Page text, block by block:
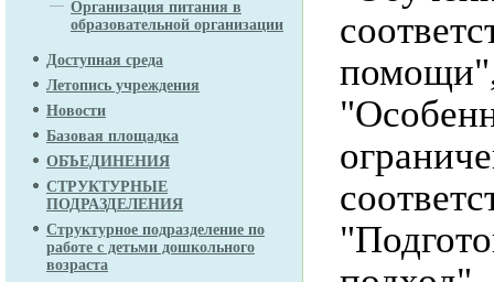
Организация питания в
образовательной организации
Доступная среда
Летопись учреждения
Новости
Базовая площадка
ОБЪЕДИНЕНИЯ
СТРУКТУРНЫЕ
ПОДРАЗДЕЛЕНИЯ
Структурное подразделение по
работе с детьми дошкольного
возраста